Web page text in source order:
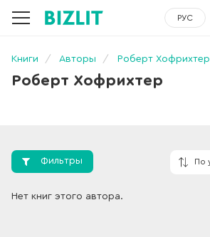
РУС
Книги Авторы Роберт Хофрихтер
Роберт Хофрихтер
Фильтры
Нет книг этого автора.